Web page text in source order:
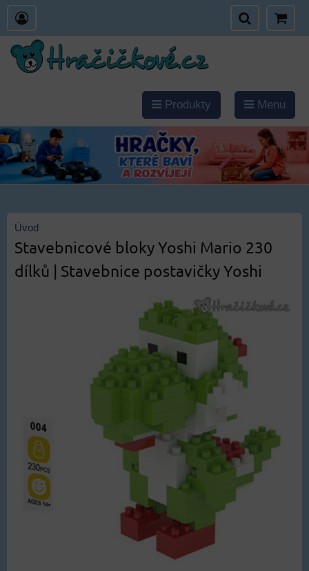
Produkty Menu
Úvod
Stavebnicové bloky Yoshi Mario 230
dílků | Stavebnice postavičky Yoshi